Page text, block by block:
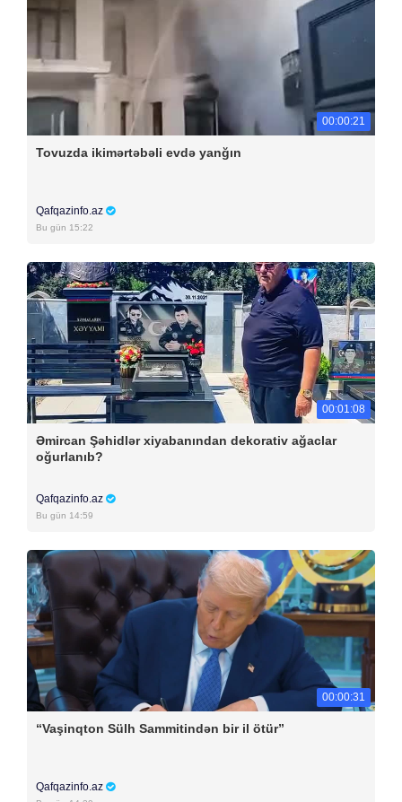
00:00:21
Tovuzda ikimərtəbəli evdə yanğın
Qafqazinfo.az
Bu gün 15:22
00:01:08
Əmircan Şəhidlər xiyabanından dekorativ ağaclar
oğurlanıb?
Qafqazinfo.az
Bu gün 14:59
00:00:31
“Vaşinqton Sülh Sammitindən bir il ötür”
Qafqazinfo.az